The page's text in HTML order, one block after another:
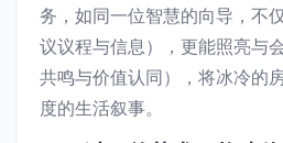
务，如同一位智慧的向导，不
议议程与信息），更能照亮与
共鸣与价值认同），将冰冷的
度的生活叙事。